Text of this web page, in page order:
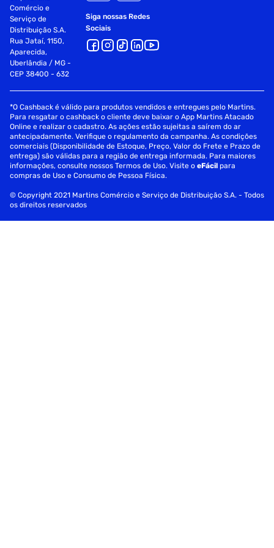
Comércio e
Serviço de
Distribuição S.A.
Rua Jataí, 1150,
Aparecida,
Uberlândia / MG -
CEP 38400 - 632
Siga nossas Redes
Sociais
*O Cashback é válido para produtos vendidos e entregues pelo Martins.
Para resgatar o cashback o cliente deve baixar o App Martins Atacado
Online e realizar o cadastro. As ações estão sujeitas a saírem do ar
antecipadamente. Verifique o regulamento da campanha. As condições
comerciais (Disponibilidade de Estoque, Preço, Valor do Frete e Prazo de
entrega) são válidas para a região de entrega informada. Para maiores
informações, consulte nossos Termos de Uso. Visite oeFácil para
compras de Uso e Consumo de Pessoa Física.
© Copyright 2021 Martins Comércio e Serviço de Distribuição S.A. - Todos
os direitos reservados